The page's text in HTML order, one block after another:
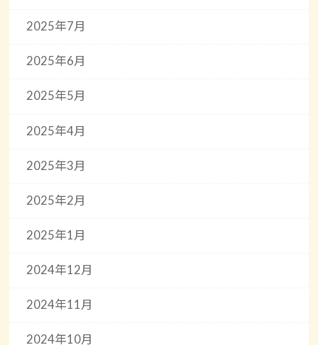
2025年7月
2025年6月
2025年5月
2025年4月
2025年3月
2025年2月
2025年1月
2024年12月
2024年11月
2024年10月